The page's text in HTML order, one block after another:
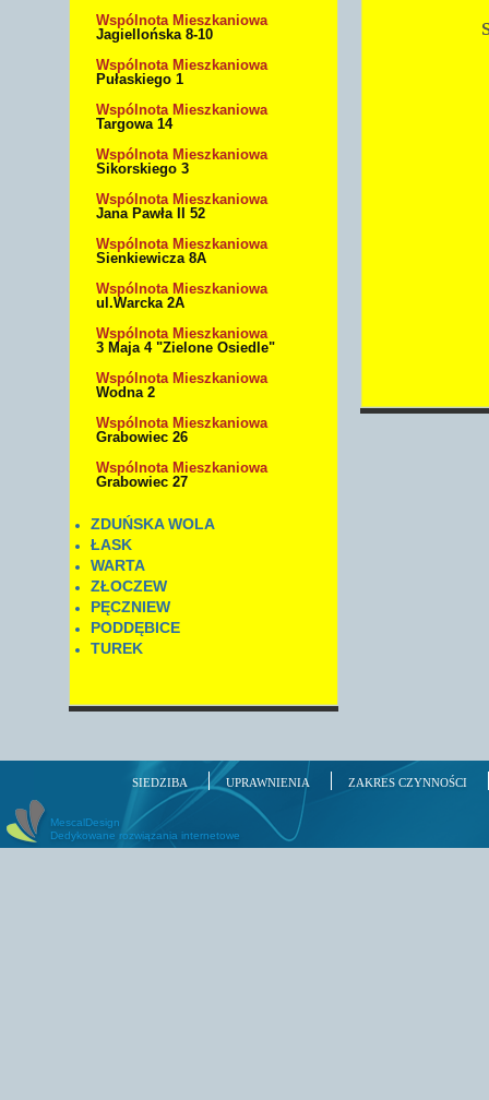
Wspólnota Mieszkaniowa
Jagiellońska 8-10
Wspólnota Mieszkaniowa
Pułaskiego 1
Wspólnota Mieszkaniowa
Targowa 14
Wspólnota Mieszkaniowa
Sikorskiego 3
Wspólnota Mieszkaniowa
Jana Pawła II 52
Wspólnota Mieszkaniowa
Sienkiewicza 8A
Wspólnota Mieszkaniowa
ul.Warcka 2A
Wspólnota Mieszkaniowa
3 Maja 4 "Zielone Osiedle"
Wspólnota Mieszkaniowa
Wodna 2
Wspólnota Mieszkaniowa
Grabowiec 26
Wspólnota Mieszkaniowa
Grabowiec 27
ZDUŃSKA WOLA
ŁASK
WARTA
ZŁOCZEW
PĘCZNIEW
PODDĘBICE
TUREK
SIEDZIBA UPRAWNIENIA ZAKRES CZYNNOŚCI
MescalDesign
Dedykowane rozwiązania internetowe